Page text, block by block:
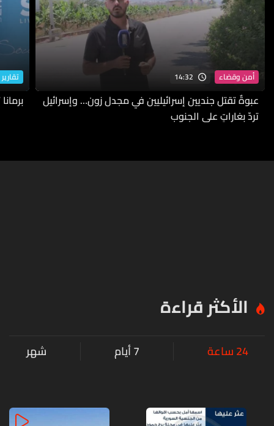
أمن وقضاء 14:32
عبوةٌ تقتل جنديين إسرائيليين في مجدل زون… وإسرائيل
تردّ بغاراتٍ على الجنوب
الأكثر قراءة
24 ساعة 7 أيام شهر